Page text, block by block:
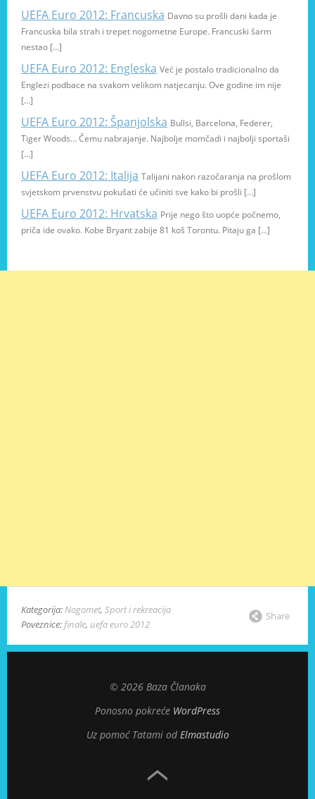
UEFA Euro 2012: Francuska Davno su prošli dani kada je
Francuska bila strah i trepet nogometne Europe. Francuski šarm
nestao […]
UEFA Euro 2012: Engleska Već je postalo tradicionalno da
Englezi podbace na svakom velikom natjecanju. Ove godine im nije
[…]
UEFA Euro 2012: Španjolska Bullsi, Barcelona, Federer,
Tiger Woods… Čemu nabrajanje. Najbolje momčadi i najbolji sportaši
[…]
UEFA Euro 2012: Italija Talijani nakon razočaranja na prošlom
svjetskom prvenstvu pokušati će učiniti sve kako bi prošli […]
UEFA Euro 2012: Hrvatska Prije nego što uopće počnemo,
priča ide ovako. Kobe Bryant zabije 81 koš Torontu. Pitaju ga […]
Kategorija: Nogomet, Sport i rekreacija
Poveznice: finale, uefa euro 2012
Share
© 2026 Baza Članaka
Ponosno pokreće WordPress
Uz pomoć Tatami od Elmastudio